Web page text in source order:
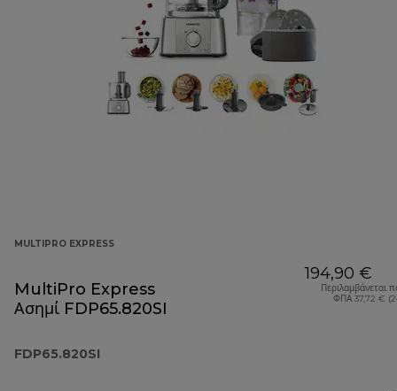
MULTIPRO EXPRESS
MultiPro Express
Ασημί FDP65.820SI
FDP65.820SI
194,90 €
Περιλαμβάνεται
ΦΠΑ 37,72 €